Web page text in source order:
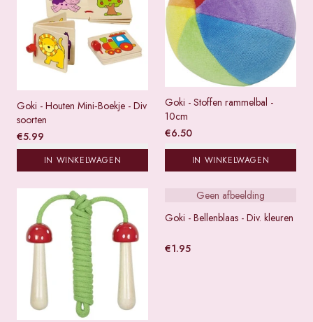
Goki - Houten Mini‑Boekje - Div
soorten
€5.99
IN WINKELWAGEN
Goki - Stoffen rammelbal -
10cm
€6.50
IN WINKELWAGEN
Geen afbeelding
Goki - Bellenblaas - Div. kleuren
€1.95